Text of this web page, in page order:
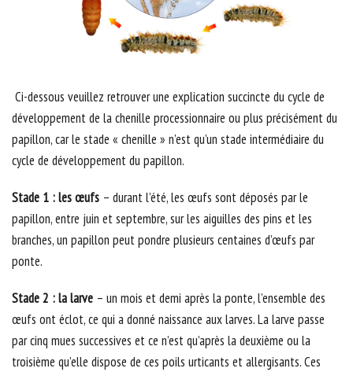
Ci-dessous veuillez retrouver une explication succincte du cycle de
développement de la chenille processionnaire ou plus précisément du
papillon, car le stade « chenille » n’est qu’un stade intermédiaire du
cycle de développement du papillon.
Stade 1 : les œufs – durant l’été, les œufs sont déposés par le
papillon, entre juin et septembre, sur les aiguilles des pins et les
branches, un papillon peut pondre plusieurs centaines d’œufs par
ponte.
Stade 2 : la larve – un mois et demi après la ponte, l’ensemble des
œufs ont éclot, ce qui a donné naissance aux larves. La larve passe
par cinq mues successives et ce n’est qu’après la deuxième ou la
troisième qu’elle dispose de ces poils urticants et allergisants. Ces